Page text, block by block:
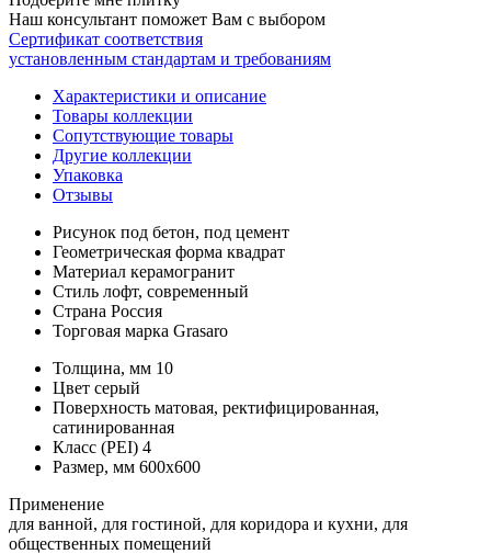
Наш консультант поможет Вам с выбором
Сертификат соответствия
установленным стандартам и требованиям
Характеристики и описание
Товары коллекции
Сопутствующие товары
Другие коллекции
Упаковка
Отзывы
Рисунок под бетон, под цемент
Геометрическая форма квадрат
Материал керамогранит
Стиль лофт, современный
Страна Россия
Торговая марка Grasaro
Толщина, мм 10
Цвет серый
Поверхность матовая, ректифицированная,
сатинированная
Класс (PEI) 4
Размер, мм 600x600
Применение
для ванной, для гостиной, для коридора и кухни, для
общественных помещений